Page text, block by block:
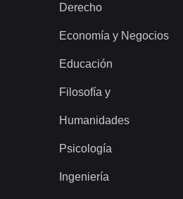
Derecho
Economía y Negocios
Educación
Filosofía y
Humanidades
Psicología
Ingeniería